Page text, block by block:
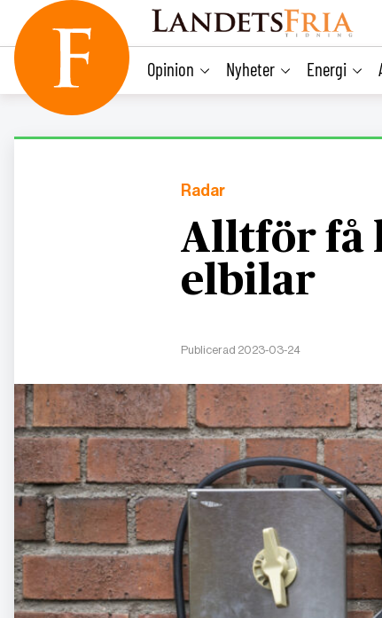
content
Opinion Nyheter Energi
Radar
Alltför få
elbilar
Publicerad 2023-03-24